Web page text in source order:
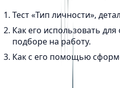
Тест «Тип личности»,
Как его использовать
подборе на работу.
Как с его помощью